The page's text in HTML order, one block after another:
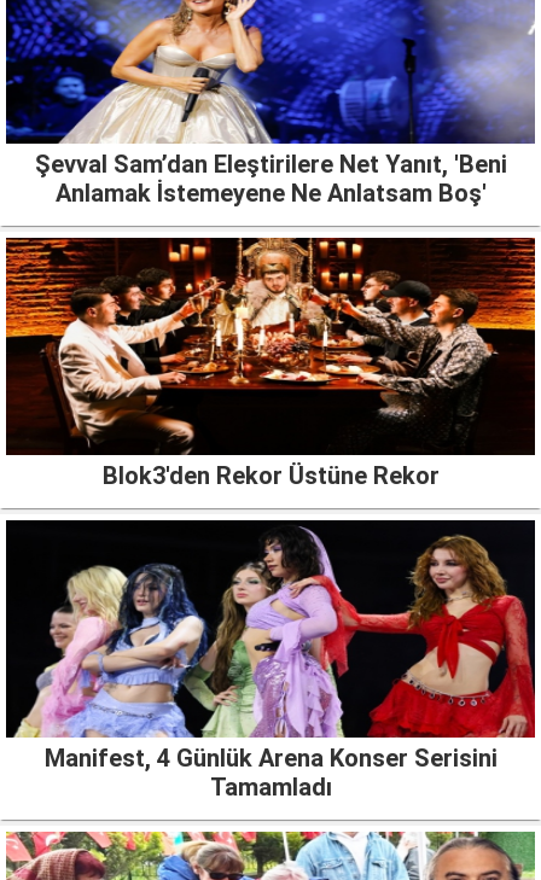
Şevval Sam’dan Eleştirilere Net Yanıt, 'Beni
Anlamak İstemeyene Ne Anlatsam Boş'
Blok3'den Rekor Üstüne Rekor
Manifest, 4 Günlük Arena Konser Serisini
Tamamladı